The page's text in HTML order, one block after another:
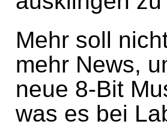
Mehr soll
mehr News,
neue 8-Bit
was es bei